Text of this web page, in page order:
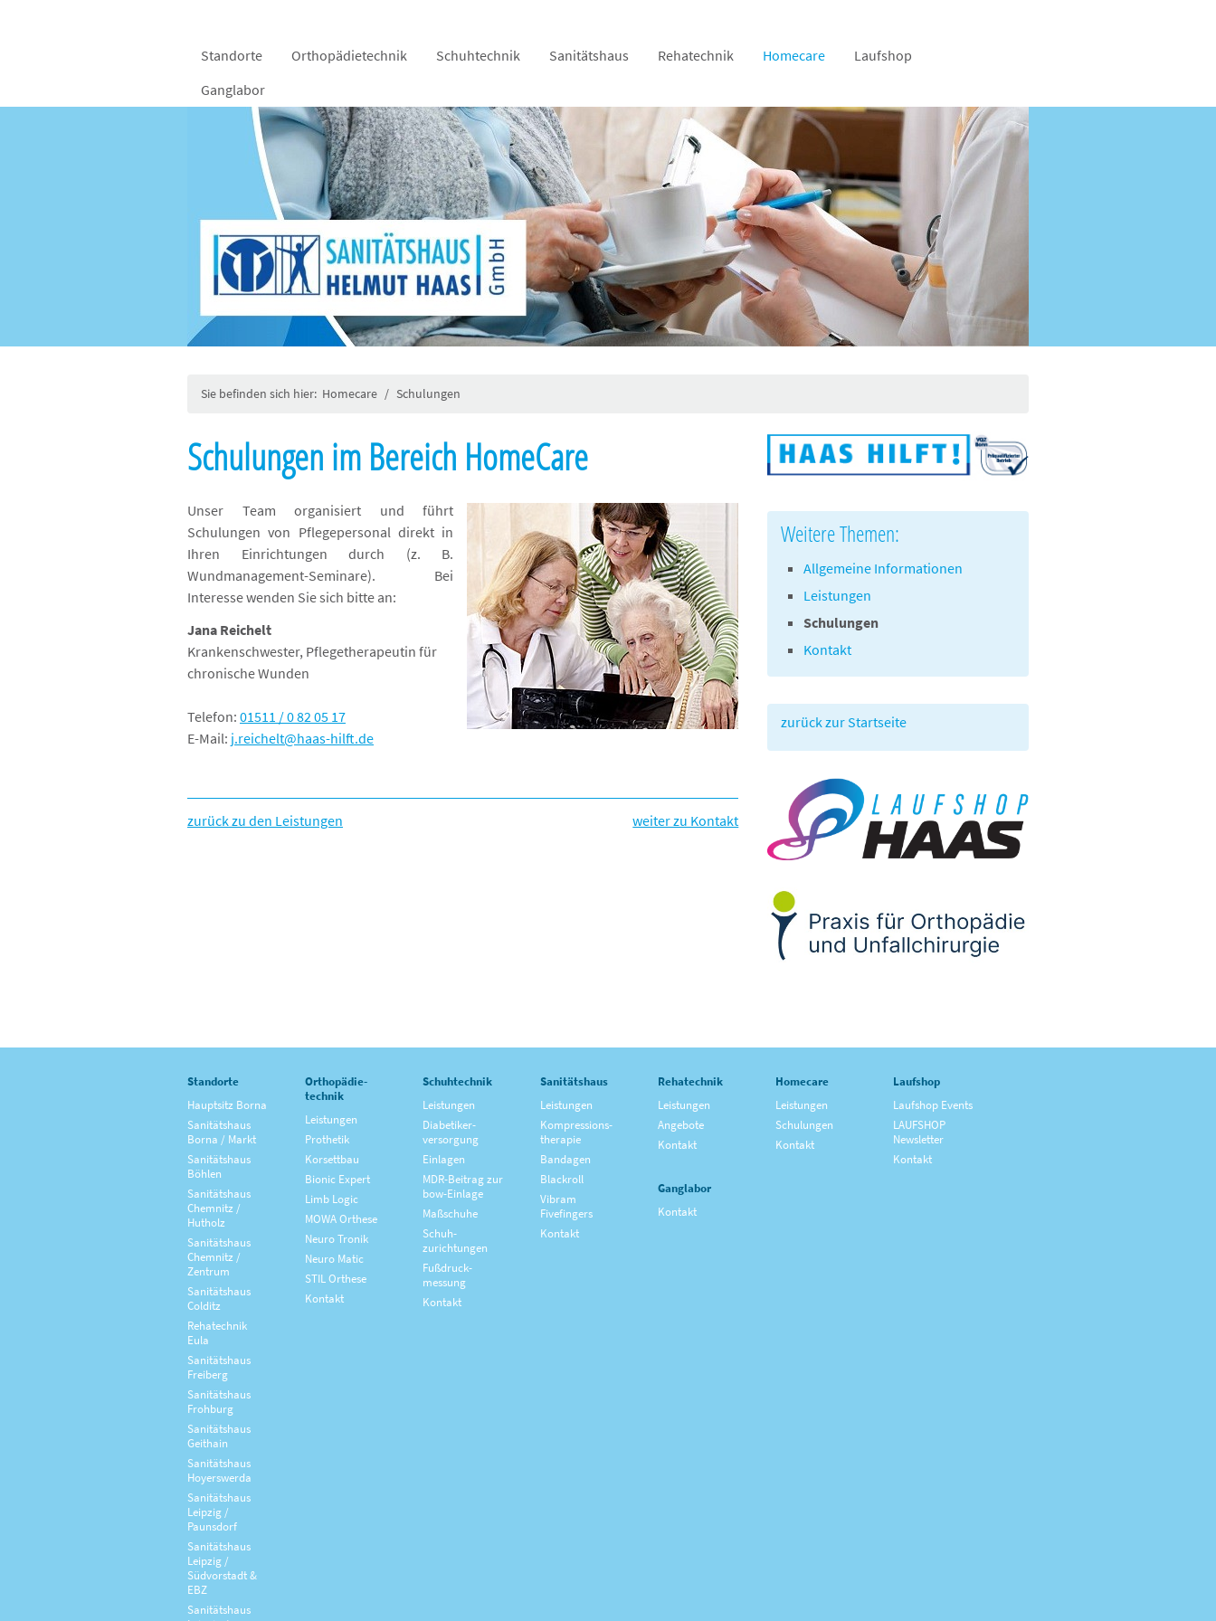
Standorte Orthopädie­technik Schuhtechnik Sanitätshaus Rehatechnik Homecare
Laufshop
Ganglabor
Sie befinden sich hier: Homecare / Schulungen
Schulungen im Bereich HomeCare
Unser Team organisiert und führt
Schulungen von Pflegepersonal direkt in
Ihren Einrichtungen durch (z. B.
Wundmanagement-Seminare). Bei
Interesse wenden Sie sich bitte an:
Jana Reichelt
Krankenschwester, Pflegetherapeutin für
chronische Wunden
Telefon: 01511 / 0 82 05 17
E-Mail: j.reichelt@haas-hilft.de
zurück zu den Leistungen weiter zu Kontakt
Weitere Themen:
Allgemeine Informationen
Leistungen
Schulungen
Kontakt
zurück zur Startseite
Standorte
Hauptsitz Borna
Sanitätshaus
Borna / Markt
Sanitätshaus
Böhlen
Sanitätshaus
Chemnitz /
Hutholz
Sanitätshaus
Chemnitz /
Zentrum
Sanitätshaus
Colditz
Rehatechnik
Eula
Sanitätshaus
Freiberg
Sanitätshaus
Frohburg
Sanitätshaus
Geithain
Sanitätshaus
Hoyerswerda
Sanitätshaus
Leipzig /
Paunsdorf
Sanitätshaus
Leipzig /
Südvorstadt &
EBZ
Sanitätshaus
Orthopädie­
technik
Leistungen
Prothetik
Korsettbau
Bionic Expert
Limb Logic
MOWA Orthese
Neuro Tronik
Neuro Matic
STIL Orthese
Kontakt
Schuhtechnik
Leistungen
Diabetiker­
versorgung
Einlagen
MDR-Beitrag zur
bow-Einlage
Maßschuhe
Schuh­
zurichtungen
Fußdruck­
messung
Kontakt
Sanitätshaus
Leistungen
Kompressions­
therapie
Bandagen
Blackroll
Vibram
Fivefingers
Kontakt
Rehatechnik
Leistungen
Angebote
Kontakt
Homecare
Leistungen
Schulungen
Kontakt
Laufshop
Laufshop Events
LAUFSHOP
Newsletter
Kontakt
Ganglabor
Kontakt